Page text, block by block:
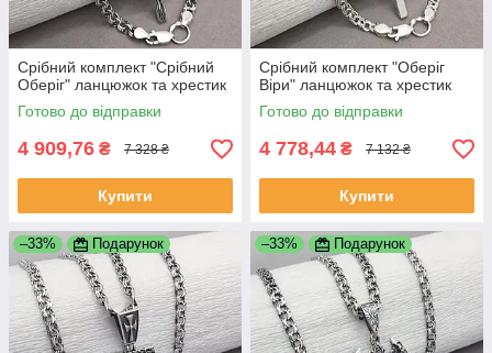
Срібний комплект "Срібний
Оберіг" ланцюжок та хрестик
Готово до відправки
4 909,76 ₴ 7 328 ₴
Купити
Срібний комплект "Оберіг
Віри" ланцюжок та хрестик
Готово до відправки
4 778,44 ₴ 7 132 ₴
Купити
–33% Подарунок –33% Подарунок